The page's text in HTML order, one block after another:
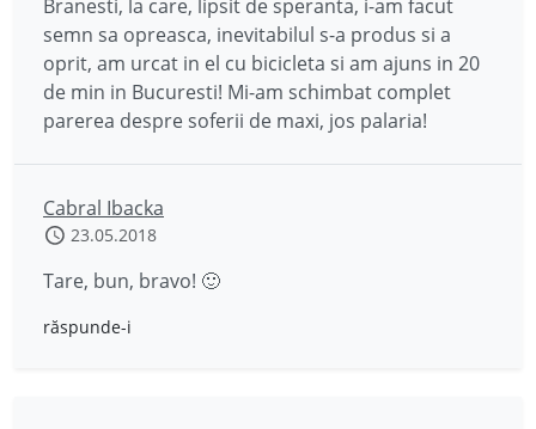
Branesti, la care, lipsit de speranta, i-am facut
semn sa opreasca, inevitabilul s-a produs si a
oprit, am urcat in el cu bicicleta si am ajuns in 20
de min in Bucuresti! Mi-am schimbat complet
parerea despre soferii de maxi, jos palaria!
Cabral Ibacka
23.05.2018
Tare, bun, bravo! 🙂
răspunde-i